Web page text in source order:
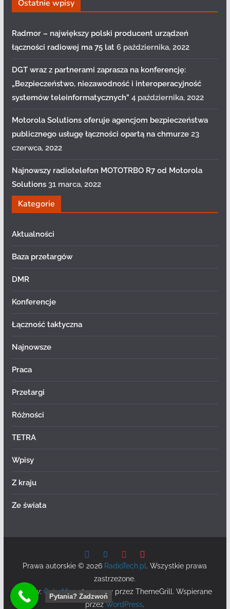
Ostatnie wpisy
Radmor – największy polski producent urządzeń
łączności radiowej ma 75 lat 6 października, 2022
DGT wraz z partnerami zaprasza na konferencję:
„Bezpieczeństwo, niezawodność i interoperacyjność
systemów teleinformatycznych” 4 października, 2022
Motorola Solutions oferuje agencjom bezpieczeństwa
publicznego usługę łączności opartą na chmurze 23
czerwca, 2022
Najnowszy radiotelefon MOTOTRBO R7 od Motorola
Solutions 31 marca, 2022
Kategorie
Aktualności
Baza przetargów
DMR
Konferencje
Łączność taktyczna
Najnowsze
Praca
Przetargi
Różności
TETRA
Wpisy
Z kraju
Ze świata
Prawa autorskie © 2026 RadioTech.pl . Wszystkie prawa
zastrzeżone.
Motyw:ColorMagstworzony przez ThemeGrill. Wspierane
przezWordPress.
Pytania? Zadzwoń